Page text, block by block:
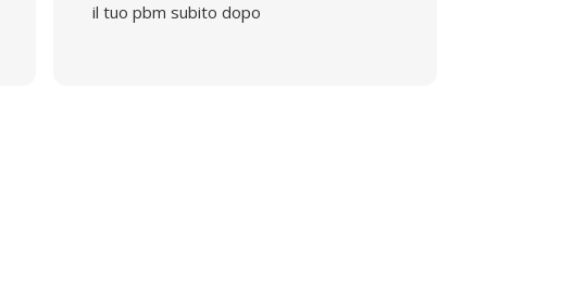
il tuo pbm subito dopo